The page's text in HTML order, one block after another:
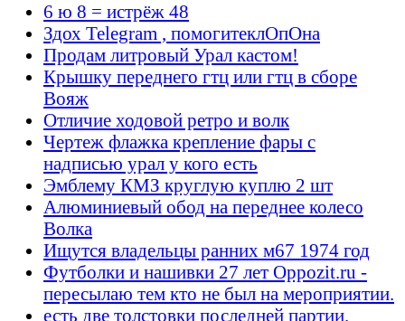
6 ю 8 = истрёж 48
Здох Telegram , помогитеклОпОна
Продам литровый Урал кастом!
Крышку переднего гтц или гтц в сборе
Вояж
Отличие ходовой ретро и волк
Чертеж флажка крепление фары с
надписью урал у кого есть
Эмблему КМЗ круглую куплю 2 шт
Алюминиевый обод на переднее колесо
Волка
Ищутся владельцы ранних м67 1974 год
Футболки и нашивки 27 лет Oppozit.ru -
пересылаю тем кто не был на мероприятии.
есть две толстовки последней партии.